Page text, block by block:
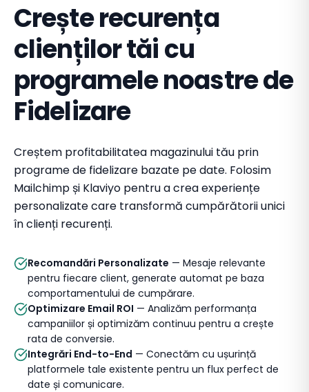
Crește recurența
clienților tăi cu
programele noastre de
Fidelizare
Creștem profitabilitatea magazinului tău prin
programe de fidelizare bazate pe date. Folosim
Mailchimp și Klaviyo pentru a crea experiențe
personalizate care transformă cumpărătorii unici
în clienți recurenți.
Recomandări Personalizate — Mesaje relevante
pentru fiecare client, generate automat pe baza
comportamentului de cumpărare.
Optimizare Email ROI — Analizăm performanța
campaniilor și optimizăm continuu pentru a crește
rata de conversie.
Integrări End-to-End — Conectăm cu ușurință
platformele tale existente pentru un flux perfect de
date și comunicare.